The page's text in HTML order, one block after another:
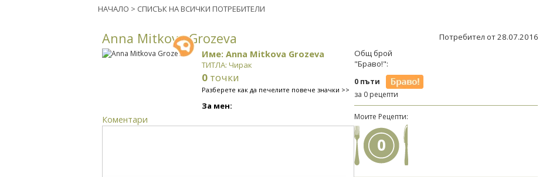
НАЧАЛО > СПИСЪК НА ВСИЧКИ ПОТРЕБИТЕЛИ
Anna Mitkova Grozeva Потребител от 28.07.2016
Име: Anna Mitkova Grozeva
ТИТЛА: Чирак
0 точки
Разберете как да печелите повече значки >>
За мен:
Коментари
Общ брой
"Браво!":
0 пъти
за 0 рецепти
Моите Рецепти:
0